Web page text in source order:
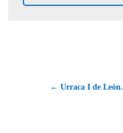
← Urraca I de León.